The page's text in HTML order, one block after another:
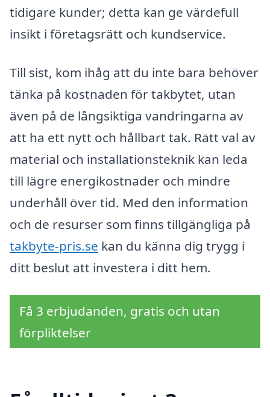
tidigare kunder; detta kan ge värdefull
insikt i företagsrätt och kundservice.
Till sist, kom ihåg att du inte bara behöver
tänka på kostnaden för takbytet, utan
även på de långsiktiga vandringarna av
att ha ett nytt och hållbart tak. Rätt val av
material och installationsteknik kan leda
till lägre energikostnader och mindre
underhåll över tid. Med den information
och de resurser som finns tillgängliga på
takbyte-pris.se kan du känna dig trygg i
ditt beslut att investera i ditt hem.
Få 3 erbjudanden, gratis och utan
förpliktelser